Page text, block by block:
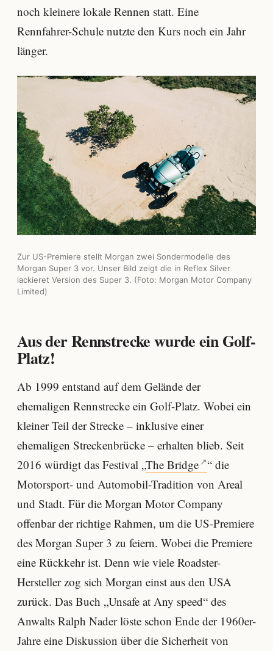
noch kleinere lokale Rennen statt. Eine
Rennfahrer-Schule nutzte den Kurs noch ein Jahr
länger.
Zur US-Premiere stellt Morgan zwei Sondermodelle des
Morgan Super 3 vor. Unser Bild zeigt die in Reflex Silver
lackieret Version des Super 3. (Foto: Morgan Motor Company
Limited)
Aus der Rennstrecke wurde ein Golf-
Platz!
Ab 1999 entstand auf dem Gelände der
ehemaligen Rennstrecke ein Golf-Platz. Wobei ein
kleiner Teil der Strecke – inklusive einer
ehemaligen Streckenbrücke – erhalten blieb. Seit
2016 würdigt das Festival „The Bridge “ die
Motorsport- und Automobil-Tradition von Areal
und Stadt. Für die Morgan Motor Company
offenbar der richtige Rahmen, um die US-Premiere
des Morgan Super 3 zu feiern. Wobei die Premiere
eine Rückkehr ist. Denn wie viele Roadster-
Hersteller zog sich Morgan einst aus den USA
zurück. Das Buch „Unsafe at Any speed“ des
Anwalts Ralph Nader löste schon Ende der 1960er-
Jahre eine Diskussion über die Sicherheit von